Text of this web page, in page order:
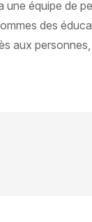
une équipe de
des
aux